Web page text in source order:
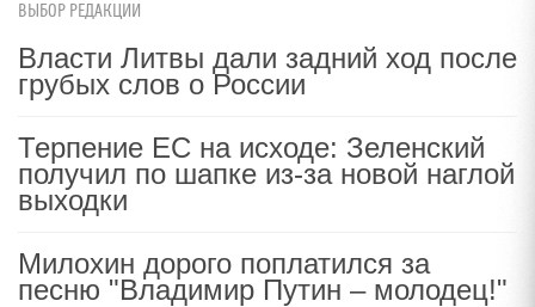
ВЫБОР РЕДАКЦИИ
Власти Литвы дали задний ход после
грубых слов о России
Терпение ЕС на исходе: Зеленский
получил по шапке из-за новой наглой
выходки
Милохин дорого поплатился за
песню "Владимир Путин – молодец!"